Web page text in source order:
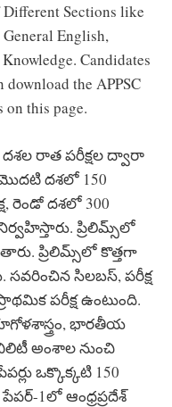
Sections like
English,
Candidates
the APPSC
on this page.
దశల రాత పరీక్షల ద్వారా
మొదటి దశలో 150
రెండో దశలో 300
ప్రిలిమ్స్‌లో
ప్రిలిమ్స్‌లో కొత్తగా
సిలబస్, పరీక్ష
పరీక్ష ఉంటుంది.
భారతీయ
అంశాల నుంచి
ఒక్కొక్కటి 150
1లో ఆంధ్రప్రదేశ్